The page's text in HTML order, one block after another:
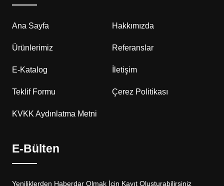
Ana Sayfa Hakkımızda
Ürünlerimiz Referanslar
E-Katalog İletişim
Teklif Formu Çerez Politikası
KVKK Aydınlatma Metni
E-Bülten
Yeniliklerden Haberdar Olmak İçin Kayıt Oluşturabilirsiniz